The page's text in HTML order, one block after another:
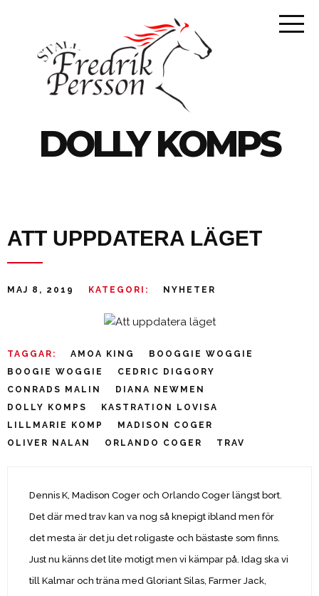
DOLLY KOMPS
ATT UPPDATERA LÄGET
MAJ 8, 2019 KATEGORI: NYHETER
TAGGAR: AMOA KING
BOOGGIE WOGGIE
BOOGIE WOGGIE
CEDRIC DIGGORY
CONRADS MALIN
DIANA NEWMEN
DOLLY KOMPS
KASTRATION LOVISA
LILLMARIE KOMP
MADISON COGER
OLIVER NALAN
ORLANDO COGER TRAV
Dennis K, Madison Coger och Orlando Coger längst bort.
Det där med trav kan va nog så knepigt ibland men för
det mesta är det ju det roligaste och bästaste som finns.
Just nu känns det lite motigt men vi kämpar på. Idag ska vi
till Kalmar och träna med Gloriant Silas, Farmer Jack,